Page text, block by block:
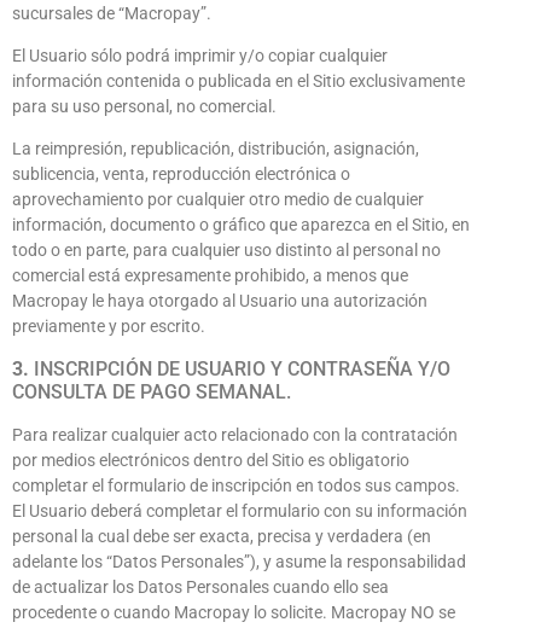
sucursales de “Macropay”.
El Usuario sólo podrá imprimir y/o copiar cualquier
información contenida o publicada en el Sitio exclusivamente
para su uso personal, no comercial.
La reimpresión, republicación, distribución, asignación,
sublicencia, venta, reproducción electrónica o
aprovechamiento por cualquier otro medio de cualquier
información, documento o gráfico que aparezca en el Sitio, en
todo o en parte, para cualquier uso distinto al personal no
comercial está expresamente prohibido, a menos que
Macropay le haya otorgado al Usuario una autorización
previamente y por escrito.
3. INSCRIPCIÓN DE USUARIO Y CONTRASEÑA Y/O
CONSULTA DE PAGO SEMANAL.
Para realizar cualquier acto relacionado con la contratación
por medios electrónicos dentro del Sitio es obligatorio
completar el formulario de inscripción en todos sus campos.
El Usuario deberá completar el formulario con su información
personal la cual debe ser exacta, precisa y verdadera (en
adelante los “Datos Personales”), y asume la responsabilidad
de actualizar los Datos Personales cuando ello sea
procedente o cuando Macropay lo solicite. Macropay NO se